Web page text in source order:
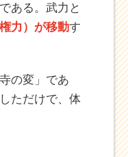
である。武力と
力）が移動す
の変」であ
ただけで、体